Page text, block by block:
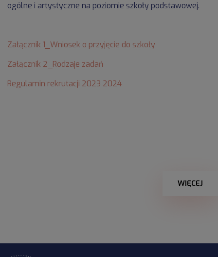
ogólne i artystyczne na poziomie szkoły podstawowej.
Załącznik 1_Wniosek o przyjęcie do szkoły
Załącznik 2_Rodzaje zadań
Regulamin rekrutacji 2023 2024
WIĘCEJ